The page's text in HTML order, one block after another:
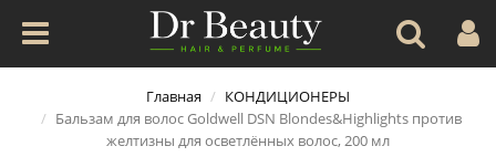
Главная
КОНДИЦИОНЕРЫ
Бальзам для волос Goldwell DSN Blondes&Highlights против
желтизны для осветлённых волос, 200 мл